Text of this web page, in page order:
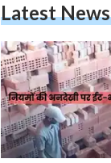
Latest News